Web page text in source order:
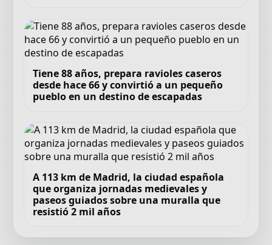
Tiene 88 años, prepara ravioles caseros
desde hace 66 y convirtió a un pequeño
pueblo en un destino de escapadas
A 113 km de Madrid, la ciudad española
que organiza jornadas medievales y
paseos guiados sobre una muralla que
resistió 2 mil años